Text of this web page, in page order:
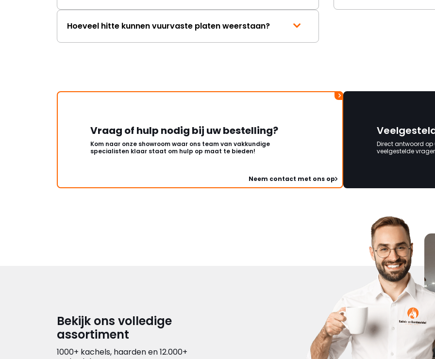
Hoeveel hitte kunnen vuurvaste platen weerstaan?
Vraag of hulp nodig bij uw bestelling?
Kom naar onze showroom waar ons team van vakkundige
specialisten klaar staat om hulp op maat te bieden!
Neem contact met ons op
Direct antwoord op
veelgestelde
Bekijk ons volledige
assortiment
1000+ kachels, haarden en 12.000+